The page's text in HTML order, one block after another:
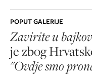
POPUT GALERIJE
Zavirite u
je zbog
"Ovdje smo